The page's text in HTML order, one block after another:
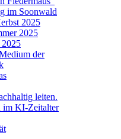
im Soonwald
2025
2025
der
leiten.
im KI-Zeitalter